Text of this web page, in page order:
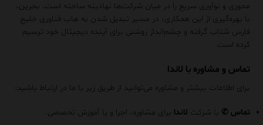
محوری و نوآوری سریع را در میان شرکت‌ها نهادینه ساخته است. بحرین،
با بهره‌گیری از این همکاری، در مسیر تبدیل‌ شدن به هاب فناوری خلیج
فارس شتاب گرفته و چشم‌انداز روشنی برای آینده دیجیتال خود ترسیم
کرده است.
تماس و مشاوره با لاندا
برای اطلاعات بیشتر و مشاوره می‌توانید از طریق زیر با ما در ارتباط باشید:
تماس ✆ با شرکت لاندا برای مشاوره، اجرا و یا آموزش تخصصی.